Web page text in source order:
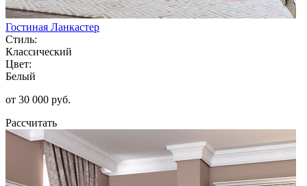
Гостиная Ланкастер
Стиль:
Классический
Цвет:
Белый
от 30 000 руб.
Рассчитать